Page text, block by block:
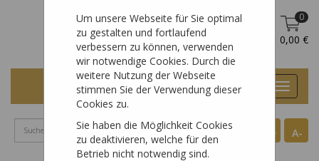
Um unsere Webseite für Sie optimal
zu gestalten und fortlaufend
verbessern zu können, verwenden
wir notwendige Cookies. Durch die
weitere Nutzung der Webseite
stimmen Sie der Verwendung dieser
Cookies zu.
Sie haben die Möglichkeit Cookies
zu deaktivieren, welche für den
Betrieb nicht notwendig sind.
DE Anmelden
0
0,00 €
Toggle
A-
A+